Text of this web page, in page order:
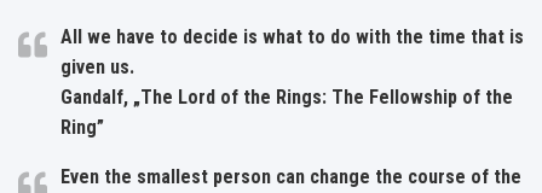
All we have to decide is what to do with the time that is
given us.
Gandalf, „The Lord of the Rings: The Fellowship of the
Ring”
Even the smallest person can change the course of the